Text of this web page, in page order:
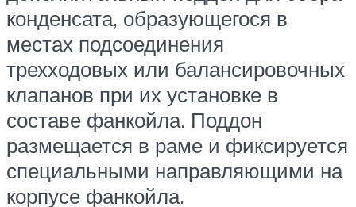
конденсата, образующегося в
местах подсоединения
трехходовых или балансировочных
клапанов при их установке в
составе фанкойла. Поддон
размещается в раме и фиксируется
специальными направляющими на
корпусе фанкойла.